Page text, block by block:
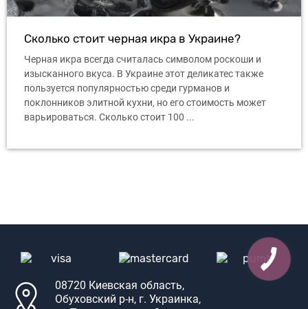
Сколько стоит черная икра в Украине?
Черная икра всегда считалась символом роскоши и
изысканного вкуса. В Украине этот деликатес также
пользуется популярностью среди гурманов и
поклонников элитной кухни, но его стоимость может
варьироваться. Сколько стоит 100 ...
08720 Киевская область,
Обуховский р-н, г. Украинка,